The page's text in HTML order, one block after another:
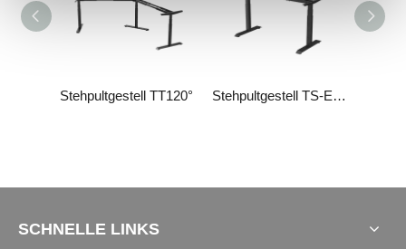
Stehpultgestell TT120° Stehpultgestell TS-EZ4.0
SCHNELLE LINKS